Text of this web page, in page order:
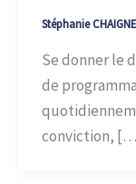
Stéphanie CHAIGNE
Se donner le
de
conviction,